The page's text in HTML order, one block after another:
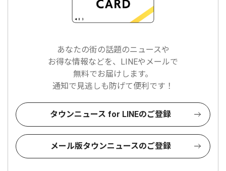
あなたの街の話題のニュースや
お得な情報などを、LINEやメールで
無料でお届けします。
通知で見逃しも防げて便利です！
タウンニュース for LINEのご登録
メール版タウンニュースのご登録